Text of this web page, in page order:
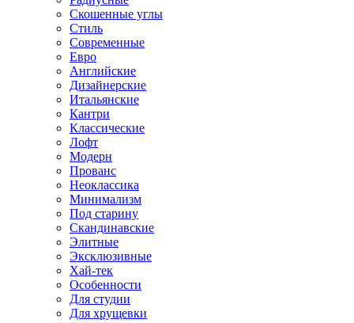
Скошенные углы
Стиль
Современные
Евро
Английские
Дизайнерские
Итальянские
Кантри
Классические
Лофт
Модерн
Прованс
Неоклассика
Минимализм
Под старину
Скандинавские
Элитные
Эксклюзивные
Хай-тек
Особенности
Для студии
Для хрущевки